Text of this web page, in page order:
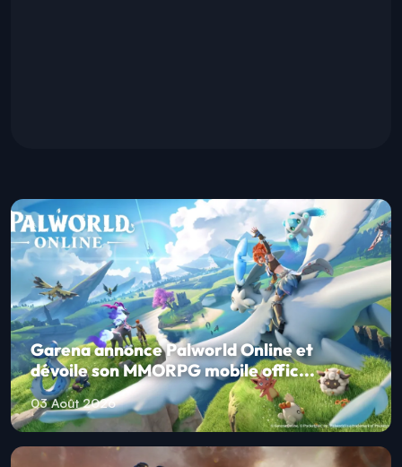
Garena annonce Palworld Online et
dévoile son MMORPG mobile offic...
03 Août 2026